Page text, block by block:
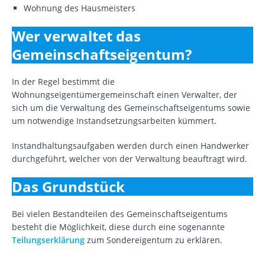
Wohnung des Hausmeisters
Wer verwaltet das
Gemeinschaftseigentum?
In der Regel bestimmt die
Wohnungseigentümergemeinschaft einen Verwalter, der
sich um die Verwaltung des Gemeinschaftseigentums sowie
um notwendige Instandsetzungsarbeiten kümmert.
Instandhaltungsaufgaben werden durch einen Handwerker
durchgeführt, welcher von der Verwaltung beauftragt wird.
Das Grundstück
Bei vielen Bestandteilen des Gemeinschaftseigentums
besteht die Möglichkeit, diese durch eine sogenannte
Teilungserklärung zum Sondereigentum zu erklären.